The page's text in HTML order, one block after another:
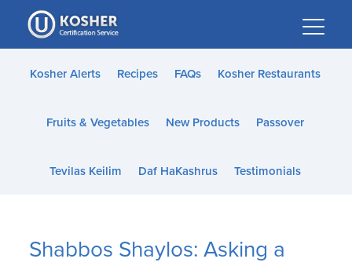
Please
note:
This
website
accessibility
Kosher Alerts Recipes FAQs Kosher Restaurants
Fruits & Vegetables New Products Passover
Tevilas Keilim Daf HaKashrus Testimonials
Shabbos Shaylos: Asking a